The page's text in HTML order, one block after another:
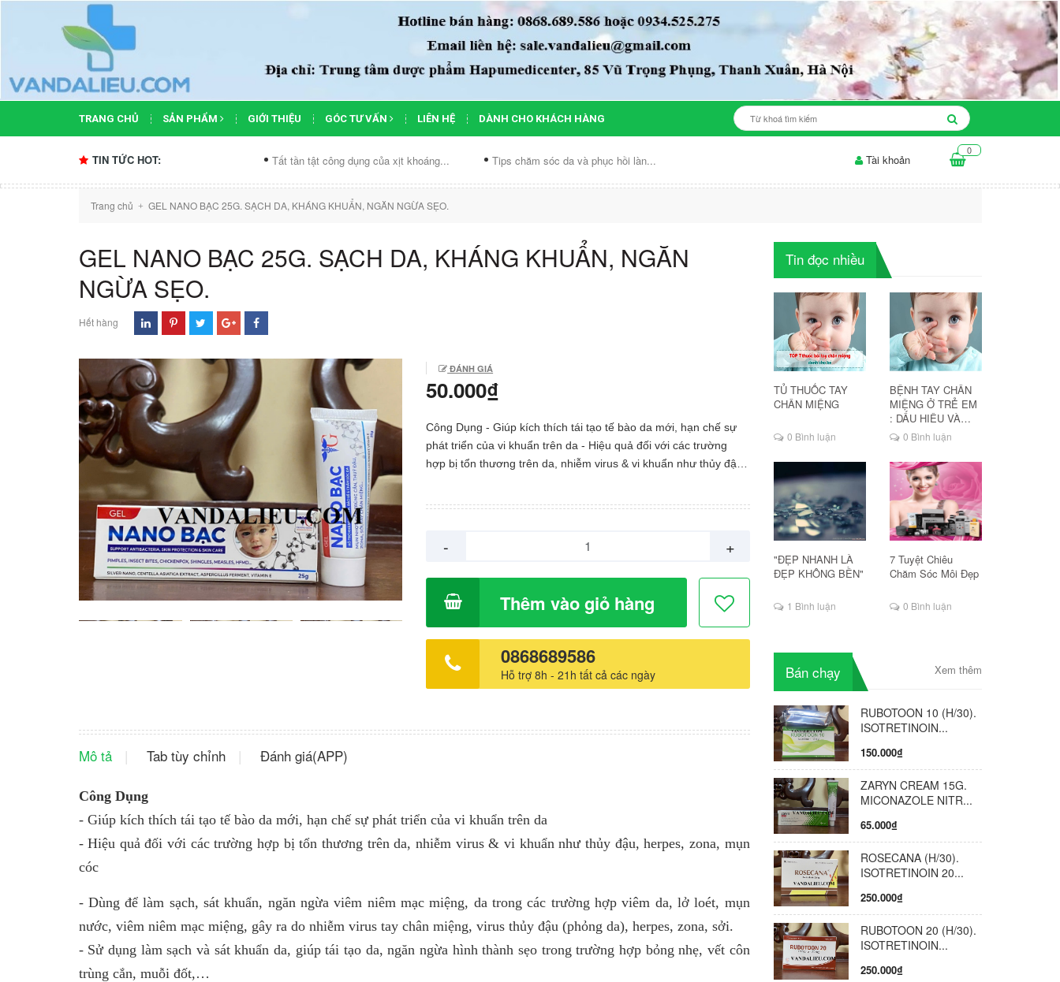
TRANG CHỦ SẢN PHẨM GIỚI THIỆU GÓC TƯ VẤN LIÊN HỆ DÀNH CHO KHÁCH HÀNG
TIN TỨC HOT: Tất tần tật công dụng của xịt khoáng... Tips chăm sóc da và phục hồi làn... Thời gian để sản phẩm làm trắng da...
0
Tài khoản
Trang chủ + GEL NANO BẠC 25G. SẠCH DA, KHÁNG KHUẨN, NGĂN NGỪA SẸO.
GEL NANO BẠC 25G. SẠCH DA, KHÁNG KHUẨN, NGĂN
NGỪA SẸO.
Hết hàng
ĐÁNH GIÁ
50.000₫
Công Dụng - Giúp kích thích tái tạo tế bào da mới, hạn chế sự
phát triển của vi khuẩn trên da - Hiệu quả đối với các trường
hợp bị tổn thương trên da, nhiễm virus & vi khuẩn như thủy đậu,
Sử dụng làm sạch và sát khuẩn da, giúp tái tạo da, ngăn ngừa
zona, mụn cóc Cách Dùng - Vệ sinh sạch vùng da cần tác dụng,
lau khô và bôi sản phẩm thành 1 lớp mỏng - Bôi 3 - 4 lần/ngày
để có hiệu quả tốt nhất Lưu ý - Tránh xa tầm tay trẻ em. - Không
dùng quá liều khuyến cáo. - Không sử dụng khi mẫn cảm với bất
kì thành phần nào của sản phẩm. - Sản phẩm này không phải là
- +
Thêm vào giỏ hàng
0868689586
Hỗ trợ 8h - 21h tất cả các ngày
Mô tả Tab tùy chỉnh Đánh giá(APP)
Công Dụng
- Giúp kích thích tái tạo tế bào da mới, hạn chế sự phát triển của vi khuẩn trên da
- Hiệu quả đối với các trường hợp bị tổn thương trên da, nhiễm virus & vi khuẩn như thủy đậu, herpes, zona, mụn
cóc
- Dùng để làm sạch, sát khuẩn, ngăn ngừa viêm niêm mạc miệng, da trong các trường hợp viêm da, lở loét, mụn
nước, viêm niêm mạc miệng, gây ra do nhiễm virus tay chân miệng, virus thủy đậu (phỏng da), herpes, zona, sởi.
- Sử dụng làm sạch và sát khuẩn da, giúp tái tạo da, ngăn ngừa hình thành sẹo trong trường hợp bỏng nhẹ, vết côn
trùng cắn, muỗi đốt,…
Tin đọc nhiều
TỦ THUỐC TAY
CHÂN MIỆNG
0 Bình luận
BỆNH TAY CHÂN
MIỆNG Ở TRẺ EM
: DẤU HIỆU VÀ
CÁCH ĐIỀU TRỊ
0 Bình luận
"ĐẸP NHANH LÀ
ĐẸP KHÔNG BỀN"
1 Bình luận
7 Tuyệt Chiêu
Chăm Sóc Môi Đẹp
0 Bình luận
Bán chạy Xem thêm
RUBOTOON 10 (H/30).
ISOTRETINOIN...
150.000₫
ZARYN CREAM 15G.
MICONAZOLE NITR...
65.000₫
ROSECANA (H/30).
ISOTRETINOIN 20...
250.000₫
RUBOTOON 20 (H/30).
ISOTRETINOIN...
250.000₫